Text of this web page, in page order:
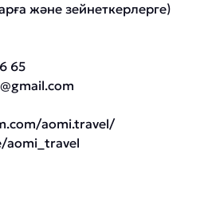
және зейнеткерлерге)
65
aomi.travel/